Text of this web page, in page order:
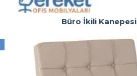
Büro İkili Kanepesi